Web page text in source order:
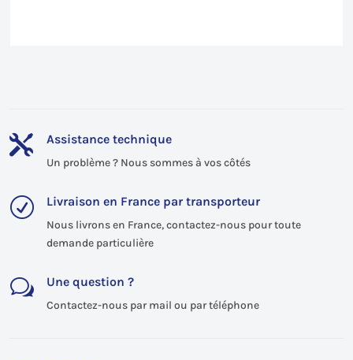
 Assistance technique
Un problème ? Nous sommes à vos côtés
R Livraison en France par transporteur
Nous livrons en France, contactez-nous pour toute
demande particulière
w Une question ?
Contactez-nous par mail ou par téléphone